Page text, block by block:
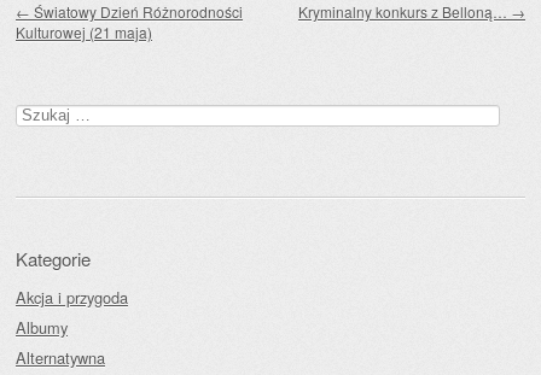
← Światowy Dzień Różnorodności
Kulturowej (21 maja)
Kryminalny konkurs z Belloną… →
Szukaj:
Kategorie
Akcja i przygoda
Albumy
Alternatywna